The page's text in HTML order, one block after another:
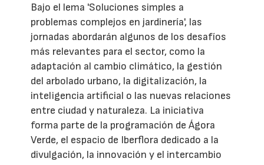
Bajo el lema 'Soluciones simples a
problemas complejos en jardinería', las
jornadas abordarán algunos de los desafíos
más relevantes para el sector, como la
adaptación al cambio climático, la gestión
del arbolado urbano, la digitalización, la
inteligencia artificial o las nuevas relaciones
entre ciudad y naturaleza. La iniciativa
forma parte de la programación de Ágora
Verde, el espacio de Iberflora dedicado a la
divulgación, la innovación y el intercambio